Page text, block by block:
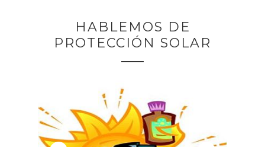
HABLEMOS DE
PROTECCIÓN SOLAR